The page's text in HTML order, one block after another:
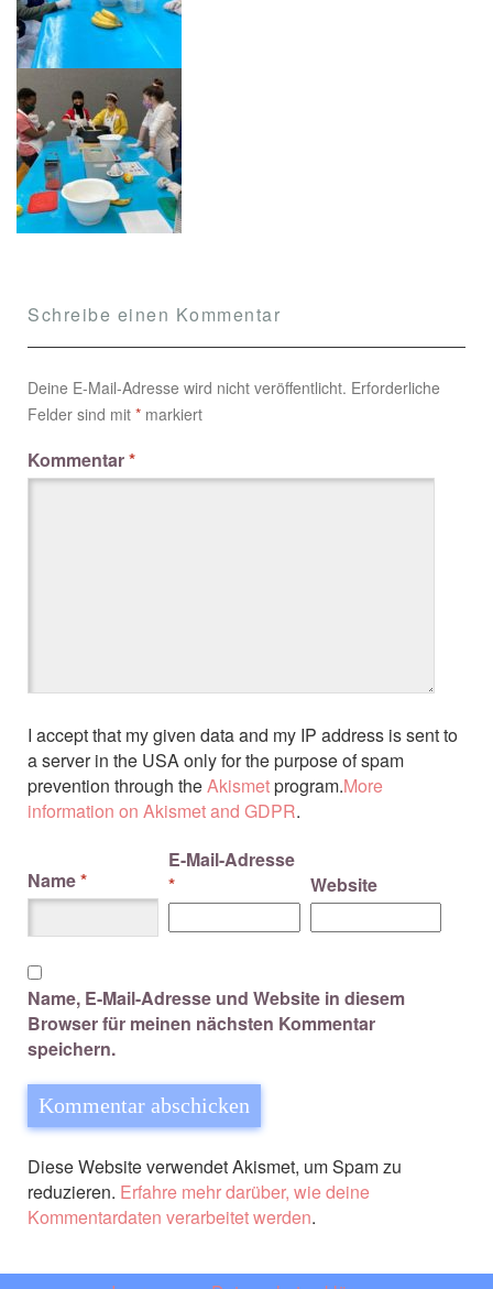
Schreibe einen Kommentar
Deine E-Mail-Adresse wird nicht veröffentlicht. Erforderliche
Felder sind mit * markiert
Kommentar*
I accept that my given data and my IP address is sent to
a server in the USA only for the purpose of spam
prevention through theAkismetprogram.More
information on Akismet and GDPR.
Name*
E-Mail-Adresse
*
Website
Name, E-Mail-Adresse und Website in diesem
Browser für meinen nächsten Kommentar
speichern.
Diese Website verwendet Akismet, um Spam zu
reduzieren. Erfahre mehr darüber, wie deine
Kommentardaten verarbeitet werden.